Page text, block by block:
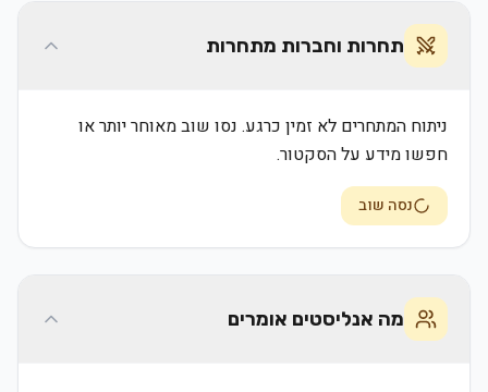
תחרות וחברות מתחרות
ניתוח המתחרים לא זמין כרגע. נסו שוב מאוחר יותר או
חפשו מידע על הסקטור.
נסה שוב
מה אנליסטים אומרים